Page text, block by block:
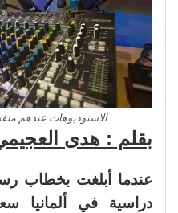
الاستوديوهات عندهم
بقلم : هدى
عندما أبلغت بخطاب
دراسية في ألمانيا